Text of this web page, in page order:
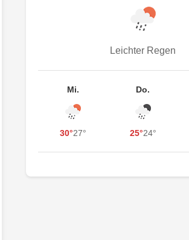
Leichter Regen
Mi.
30°27°
Do.
25°24°